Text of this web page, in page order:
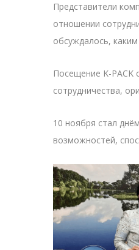
Представители
отношении
обсуждалось,
Посещение K-PACK
сотрудничества,
10 ноября стал
возможностей,